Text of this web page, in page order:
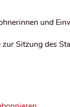
und
Sitzung des